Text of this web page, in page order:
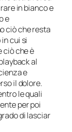
in bianco e
e
ciò che resta
cui si
ciò che è
al
e
il dolore.
le quali
per poi
di lasciar